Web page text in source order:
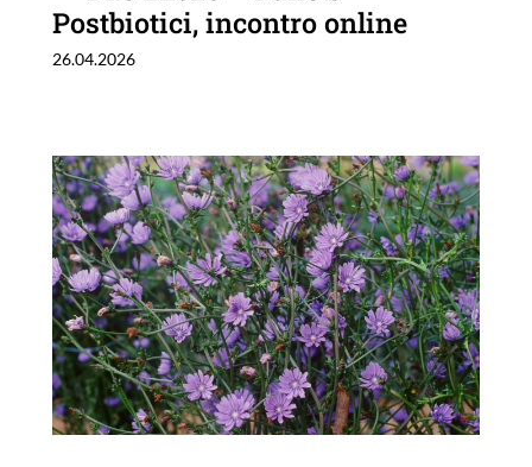
Postbiotici, incontro online
26.04.2026